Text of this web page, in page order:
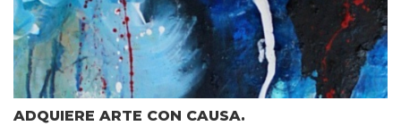
ADQUIERE ARTE CON CAUSA.